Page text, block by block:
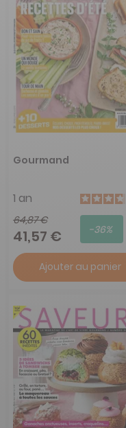
Gourmand
1 an
64,87 €
41,57 € -36%
Ajouter au panier